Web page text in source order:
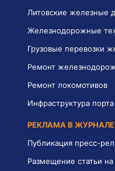
Литовские железные
Железнодорожные
Грузовые перевозки
Ремонт
Ремонт локомотивов
Инфраструктура порта
РЕКЛАМА В ЖУРНАЛЕ
Публикация пресс-
Размещение статьи на